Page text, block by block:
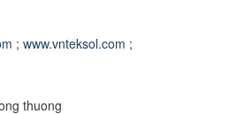
; www.vnteksol.com ;